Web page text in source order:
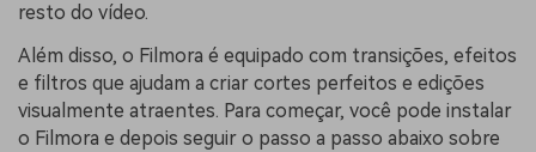
resto do vídeo.
Além disso, o Filmora é equipado com transições, efeitos
e filtros que ajudam a criar cortes perfeitos e edições
visualmente atraentes. Para começar, você pode instalar
o Filmora e depois seguir o passo a passo abaixo sobre